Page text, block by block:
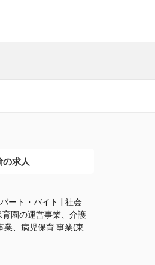
求人
ート・バイト | 社会
園の運営事業、介護
、病児保育 事業(東